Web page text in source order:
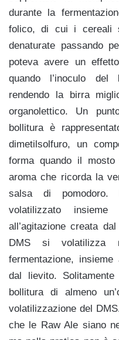
durante la
folico, di cui i cereali
denaturate passando
poteva avere un
quando l’inoculo del
rendendo la birra
organolettico. Un
bollitura è
dimetilsolfuro, un
forma quando il
aroma che ricorda la
salsa di pomodoro.
volatilizzato
all’agitazione creata
DMS si volatilizza
fermentazione, insieme
dal lievito.
bollitura di almeno
volatilizzazione del
che le Raw Ale siano